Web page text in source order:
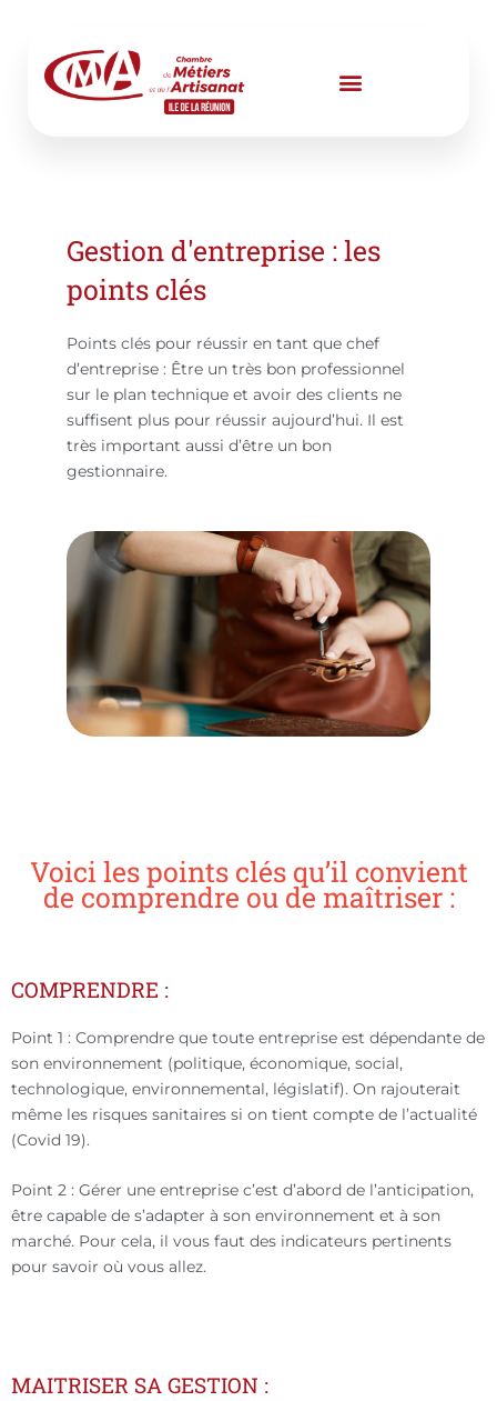
contenu
Gestion d'entreprise : les
points clés
Points clés pour réussir en tant que chef
d’entreprise : Être un très bon professionnel
sur le plan technique et avoir des clients ne
suffisent plus pour réussir aujourd’hui. Il est
très important aussi d’être un bon
gestionnaire.
Voici les points clés qu’il convient
de comprendre ou de maîtriser :
COMPRENDRE :
Point 1 : Comprendre que toute entreprise est dépendante de
son environnement (politique, économique, social,
technologique, environnemental, législatif). On rajouterait
même les risques sanitaires si on tient compte de l’actualité
(Covid 19).
Point 2 : Gérer une entreprise c’est d’abord de l’anticipation,
être capable de s’adapter à son environnement et à son
marché. Pour cela, il vous faut des indicateurs pertinents
pour savoir où vous allez.
MAITRISER SA GESTION :